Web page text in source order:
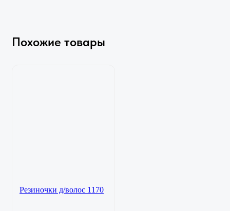
Похожие товары
Резиночки д/волос 1170